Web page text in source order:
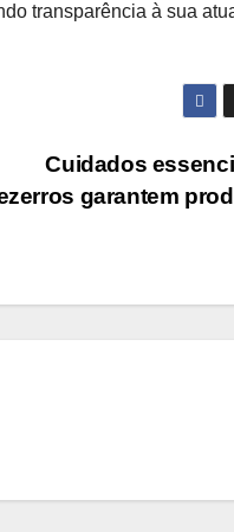
transparência à sua
Cuidados
garantem